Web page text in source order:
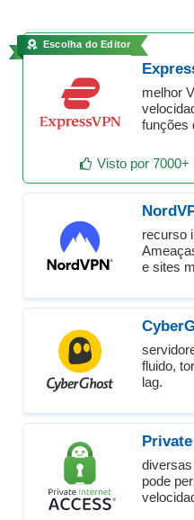
Escolha do Editor
melhor
funções
Visto por
recurso
e sites
fluido,
lag.
pode